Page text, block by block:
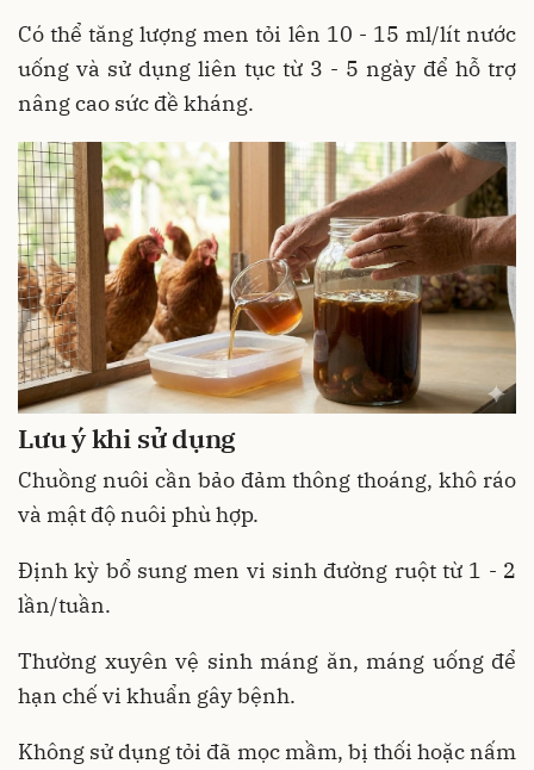
Có thể tăng lượng men tỏi lên 10 - 15 ml/lít nước
uống và sử dụng liên tục từ 3 - 5 ngày để hỗ trợ
nâng cao sức đề kháng.
Lưu ý khi sử dụng
Chuồng nuôi cần bảo đảm thông thoáng, khô ráo
và mật độ nuôi phù hợp.
Định kỳ bổ sung men vi sinh đường ruột từ 1 - 2
lần/tuần.
Thường xuyên vệ sinh máng ăn, máng uống để
hạn chế vi khuẩn gây bệnh.
Không sử dụng tỏi đã mọc mầm, bị thối hoặc nấm